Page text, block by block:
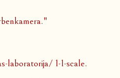
laboratorija/ 1-1-scale.